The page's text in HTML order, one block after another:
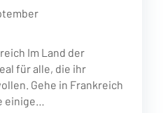
Im Land der
für alle, die ihr
Gehe in Frankreich
einige…